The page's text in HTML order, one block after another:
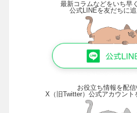
最新コラムなどをいち早
公式LINEを友だちに
お役立ち情報を配信
X（旧Twitter）公式アカウント